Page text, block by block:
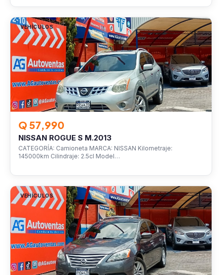
VEHÍCULOS
Q 57,990
NISSAN ROGUE S M.2013
CATEGORÍA: Camioneta MARCA: NISSAN Kilometraje:
145000km Cilindraje: 2.5cl Model…
VEHÍCULOS